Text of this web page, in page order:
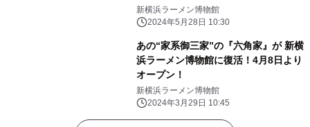
新横浜ラーメン博物館
2024年5月28日 10:30
あの“家系御三家”の『六角家』が 新横
浜ラーメン博物館に復活！4月8日より
オープン！
新横浜ラーメン博物館
2024年3月29日 10:45